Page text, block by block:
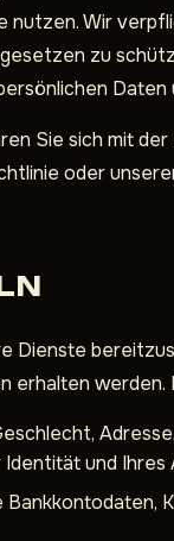
Wir
zu
Sie sich mit
oder
Dienste
werden.
und